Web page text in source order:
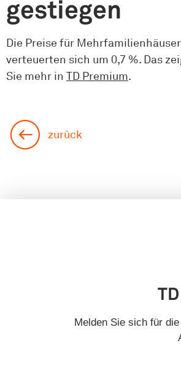
gestiegen
Die Preise für
verteuerten sich um 0,7 %. Das
Sie mehr in TD Premium.
zurück
Melden Sie sich für